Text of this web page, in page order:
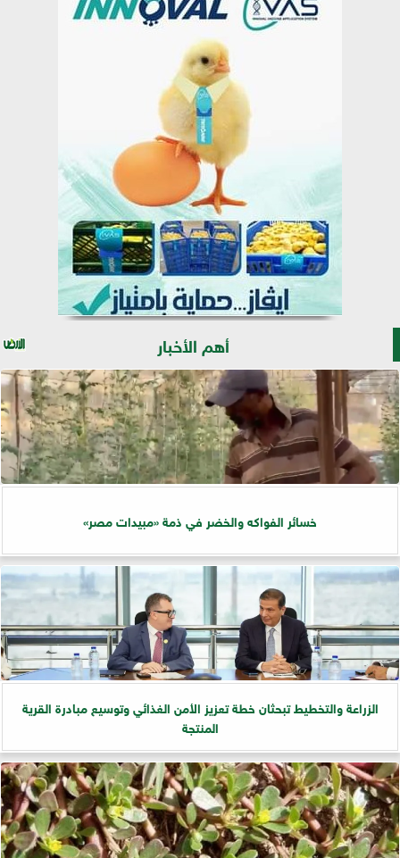
أهم الأخبار
خسائر الفواكه والخضر في ذمة «مبيدات مصر»
الزراعة والتخطيط تبحثان خطة تعزيز الأمن الغذائي وتوسيع مبادرة القرية
المنتجة